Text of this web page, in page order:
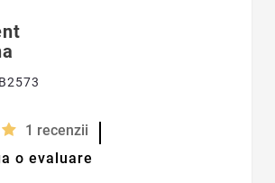
1 recenzii
o evaluare